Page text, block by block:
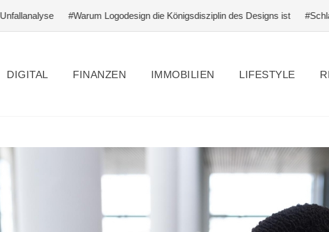
#Warum Logodesign die Königsdisziplin des Designs ist #Schlagfertigkeit
DIGITAL FINANZEN IMMOBILIEN LIFESTYLE